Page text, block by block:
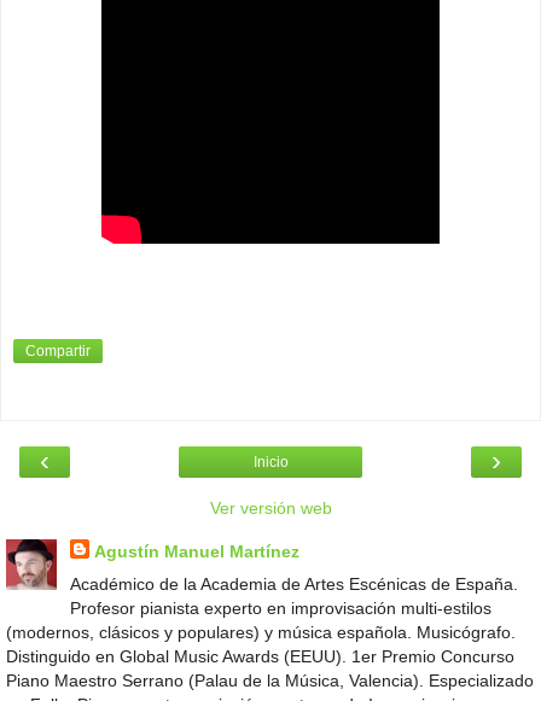
Compartir
‹ ›
Inicio
Ver versión web
Agustín Manuel Martínez
Académico de la Academia de Artes Escénicas de España.
Profesor pianista experto en improvisación multi-estilos
(modernos, clásicos y populares) y música española. Musicógrafo.
Distinguido en Global Music Awards (EEUU). 1er Premio Concurso
Piano Maestro Serrano (Palau de la Música, Valencia). Especializado